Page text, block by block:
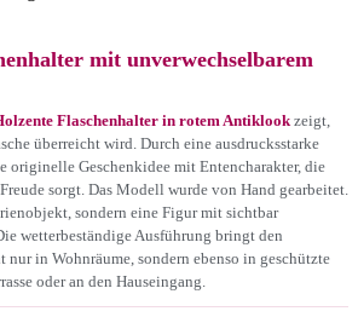
mit unverwechselbarem
Flaschenhalter in rotem Antiklook zeigt,
überreicht wird. Durch eine ausdrucksstarke
originelle Geschenkidee mit Entencharakter, die
sorgt. Das Modell wurde von Hand gearbeitet.
sondern eine Figur mit sichtbar
wetterbeständige Ausführung bringt den
nur in Wohnräume, sondern ebenso in geschützte
oder an den Hauseingang.